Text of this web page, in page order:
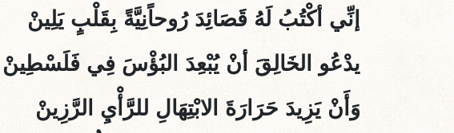
إنِّي أكْتُبُ لَهُ قَصَائِدَ رُوحاًنِيَّةً بِقَلْبٍ يَلِينْ
يدْعُو الخَالِقَ أنْ يُبْعِدَ البُؤْسَ فِي فَلَسْطِينْ
وَأَنْ يَزِيدَ حَرَارَةَ الابْتِهَالِ للرََّأْيِ الرَّزِينْ